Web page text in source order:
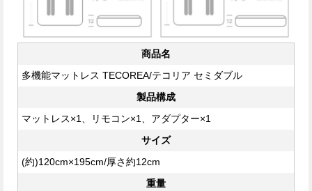
商品名
多機能マットレス TECOREA/テコリア セミダブル
製品構成
マットレス×1、リモコン×1、アダプター×1
サイズ
(約)120cm×195cm/厚さ約12cm
重量